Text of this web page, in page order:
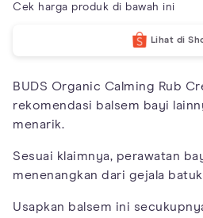
Cek harga produk di bawah ini
Lihat di
BUDS Organic Calming Rub
rekomendasi balsem bayi
menarik.
Sesuai klaimnya, perawatan
menenangkan dari gejala
Usapkan balsem ini